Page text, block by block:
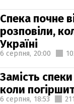
Спека почне
розповіли,
Україні
6 серпня, 20:00
Замість
коли
6 серпня, 18:53